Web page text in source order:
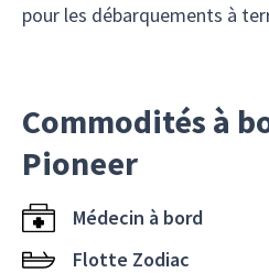
pour les débarquements à
Commodités à
Pioneer
Médecin à bord
Flotte Zodiac